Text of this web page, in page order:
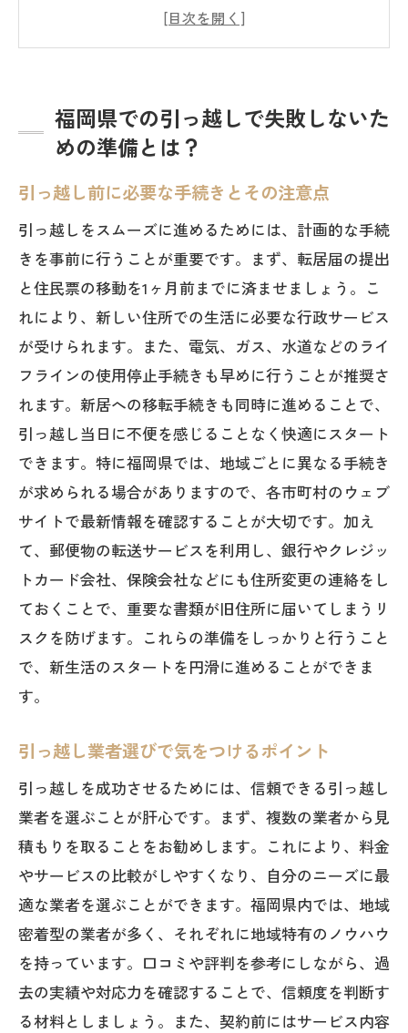
引っ越し業者選びで気をつけるポイント
荷物整理のコツと効率的なパッキング方
新居の下見で確認すべき重要事項
福岡県特有の引っ越し交通事情を理解し
引っ越し費用を抑えるための賢い方法
スムーズな引っ越しを実現するための計画的
ステップ
引っ越しまでのタイムラインを逆算して
計画
リスト化が成功への鍵：やることリスト
を作成
家族や友人への効率的な協力依頼法
引っ越し当日の流れをシミュレーション
予期せぬ状況に備えた予備プランの準備
福岡県での引っ越しを効率化する賢いツ
ール紹介
引っ越しのプロが教える福岡県での効率的な
荷物整理法
引っ越し前に知っておくべき荷物の分類
テクニック
荷造りをスムーズにするラベルと色分け
法
引っ越し後の片付けを見越した梱包の工
夫
福岡県のリサイクルサービスを活用した
物品処分
荷物整理をプロに依頼する場合のメリッ
トとデメリット
福岡県での引っ越しを成功させるために知っ
ておくべき地域ルール
福岡県での引っ越しで失敗しないた
めの準備とは？
引っ越し前に必要な手続きとその注意点
引っ越しをスムーズに進めるためには、計画的な手続
きを事前に行うことが重要です。まず、転居届の提出
と住民票の移動を1ヶ月前までに済ませましょう。こ
れにより、新しい住所での生活に必要な行政サービス
が受けられます。また、電気、ガス、水道などのライ
フラインの使用停止手続きも早めに行うことが推奨さ
れます。新居への移転手続きも同時に進めることで、
引っ越し当日に不便を感じることなく快適にスタート
できます。特に福岡県では、地域ごとに異なる手続き
が求められる場合がありますので、各市町村のウェブ
サイトで最新情報を確認することが大切です。加え
て、郵便物の転送サービスを利用し、銀行やクレジッ
トカード会社、保険会社などにも住所変更の連絡をし
ておくことで、重要な書類が旧住所に届いてしまうリ
スクを防げます。これらの準備をしっかりと行うこと
で、新生活のスタートを円滑に進めることができま
す。
引っ越し業者選びで気をつけるポイント
引っ越しを成功させるためには、信頼できる引っ越し
業者を選ぶことが肝心です。まず、複数の業者から見
積もりを取ることをお勧めします。これにより、料金
やサービスの比較がしやすくなり、自分のニーズに最
適な業者を選ぶことができます。福岡県内では、地域
密着型の業者が多く、それぞれに地域特有のノウハウ
を持っています。口コミや評判を参考にしながら、過
去の実績や対応力を確認することで、信頼度を判断す
る材料としましょう。また、契約前にはサービス内容